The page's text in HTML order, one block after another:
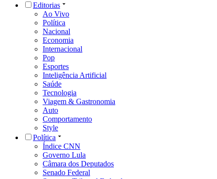
Editorias
Ao Vivo
Política
Nacional
Economia
Internacional
Pop
Esportes
Inteligência Artificial
Saúde
Tecnologia
Viagem & Gastronomia
Auto
Comportamento
Style
Política
Índice CNN
Governo Lula
Câmara dos Deputados
Senado Federal